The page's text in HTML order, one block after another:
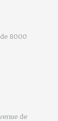
8000
de